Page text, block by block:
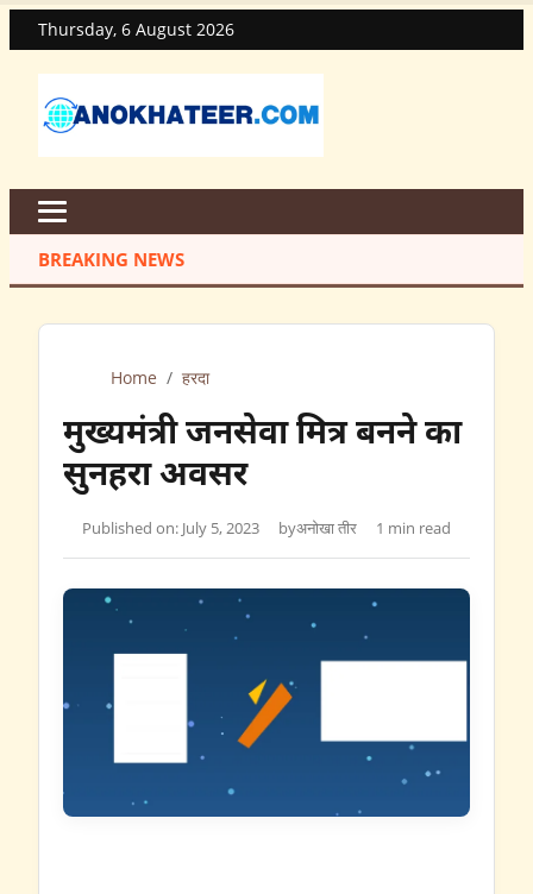
Thursday, 6 August 2026
BREAKING NEWS
Home / हरदा
मुख्यमंत्री जनसेवा मित्र बनने का
सुनहरा अवसर
Published on: July 5, 2023 byअनोखा तीर 1 min read